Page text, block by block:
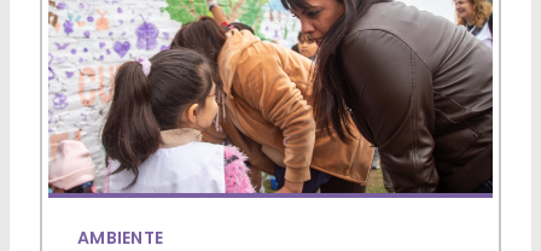
Deportes
Ambiente
Desarrollo Social
Mujeres y Diversidades
Derechos Humanos
AMBIENTE